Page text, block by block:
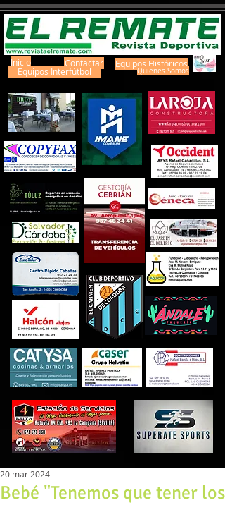
Inicio Contactar
Equipos Interfútbol
Equipos Históricos
Quienes Somos
Bebé "Tenemos que tener los
20 mar 2024